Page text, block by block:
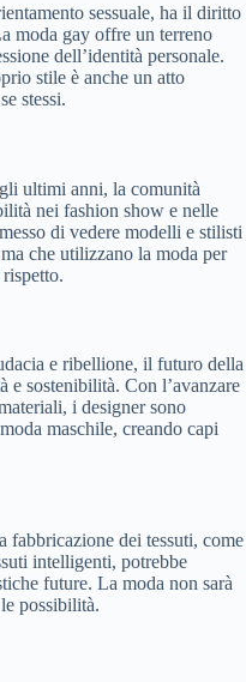
sessuale, ha il diritto
moda gay offre un terreno
dell’identità personale.
stile è anche un atto
stessi.
ultimi anni, la comunità
nei fashion show e nelle
di vedere modelli e stilisti
che utilizzano la moda per
e ribellione, il futuro della
e sostenibilità. Con l’avanzare
i designer sono
maschile, creando capi
fabbricazione dei tessuti, come
intelligenti, potrebbe
future. La moda non sarà
possibilità.